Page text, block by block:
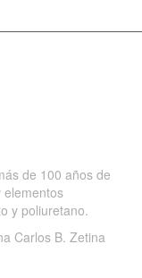
de 100 años de
elementos
y poliuretano.
Carlos B. Zetina